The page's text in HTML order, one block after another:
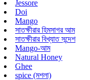
Jessore
Doi
Mango
সাতক্ষীরার হিমসাগর আম
সাতক্ষীরার বিখ্যাত সন্দেশ
Mango-আম
Natural Honey
Ghee
spice (মশলা)